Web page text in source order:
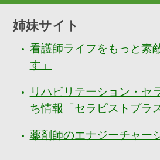
姉妹サイト
看護師ライフをもっと素
す」
リハビリテーション・セ
ち情報「セラピストプラス
薬剤師のエナジーチャー